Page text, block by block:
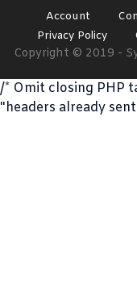
Account
Privacy Policy
Copyright © 2019 -
/* Omit closing PHP
"headers already